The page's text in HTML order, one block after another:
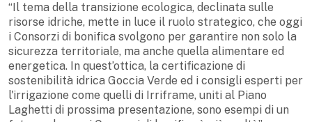
“Il tema della transizione ecologica, declinata sulle
risorse idriche, mette in luce il ruolo strategico, che oggi
i Consorzi di bonifica svolgono per garantire non solo la
sicurezza territoriale, ma anche quella alimentare ed
energetica. In quest’ottica, la certificazione di
sostenibilità idrica Goccia Verde ed i consigli esperti per
l'irrigazione come quelli di Irriframe, uniti al Piano
Laghetti di prossima presentazione, sono esempi di un